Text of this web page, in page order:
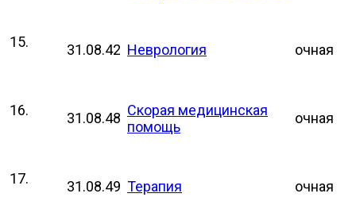
15. 31.08.42 Неврология очная
16. 31.08.48 Скорая медицинская
помощь
очная
17. 31.08.49 Терапия очная